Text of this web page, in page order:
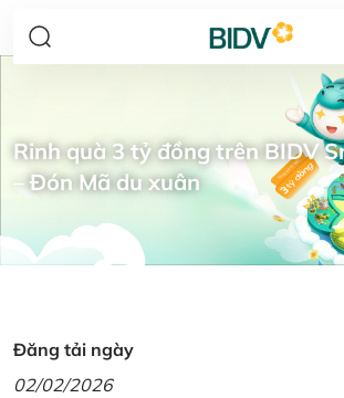
Rinh quà 3 tỷ đồng trên BIDV
– Đón Mã du xuân
Đăng tải ngày
02/02/2026